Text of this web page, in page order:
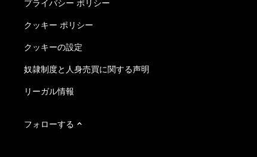
品質に関する認定
NetApp Instaclustr
Eメールの登録
クッキー ポリシー
クッキーの設定
奴隷制度と人身売買に関する声明
リーガル情報
フォローする